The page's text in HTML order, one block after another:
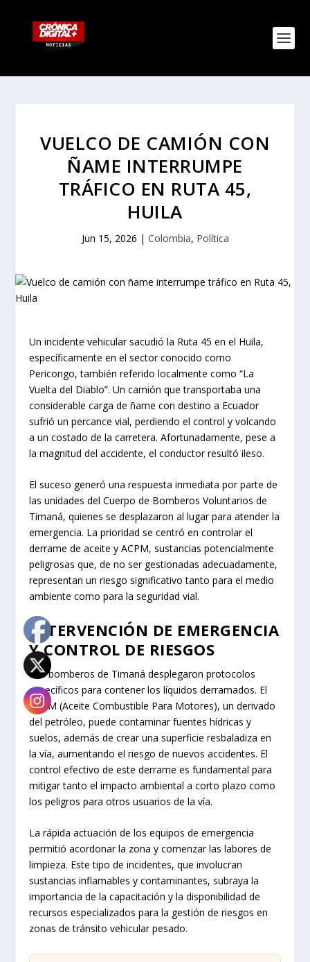
VUELCO DE CAMIÓN CON
ÑAME INTERRUMPE
TRÁFICO EN RUTA 45,
HUILA
Jun 15, 2026 | Colombia, Política
Un incidente vehicular sacudió la Ruta 45 en el Huila,
específicamente en el sector conocido como
Pericongo, también referido localmente como “La
Vuelta del Diablo”. Un camión que transportaba una
considerable carga de ñame con destino a Ecuador
sufrió un percance vial, perdiendo el control y volcando
a un costado de la carretera. Afortunadamente, pese a
la magnitud del accidente, el conductor resultó ileso.
El suceso generó una respuesta inmediata por parte de
las unidades del Cuerpo de Bomberos Voluntarios de
Timaná, quienes se desplazaron al lugar para atender la
emergencia. La prioridad se centró en controlar el
derrame de aceite y ACPM, sustancias potencialmente
peligrosas que, de no ser gestionadas adecuadamente,
representan un riesgo significativo tanto para el medio
ambiente como para la seguridad vial.
INTERVENCIÓN DE EMERGENCIA
Y CONTROL DE RIESGOS
Los bomberos de Timaná desplegaron protocolos
específicos para contener los líquidos derramados. El
ACPM (Aceite Combustible Para Motores), un derivado
del petróleo, puede contaminar fuentes hídricas y
suelos, además de crear una superficie resbaladiza en
la vía, aumentando el riesgo de nuevos accidentes. El
control efectivo de este derrame es fundamental para
mitigar tanto el impacto ambiental a corto plazo como
los peligros para otros usuarios de la vía.
La rápida actuación de los equipos de emergencia
permitió acordonar la zona y comenzar las labores de
limpieza. Este tipo de incidentes, que involucran
sustancias inflamables y contaminantes, subraya la
importancia de la capacitación y la disponibilidad de
recursos especializados para la gestión de riesgos en
zonas de tránsito vehicular pesado.